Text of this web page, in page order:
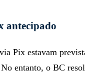
antecipado
Pix estavam
entanto, o BC